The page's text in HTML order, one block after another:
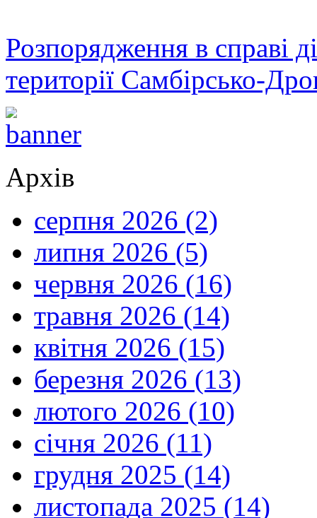
Розпорядження в справі
території Самбірсько-
Архів
серпня 2026 (2)
липня 2026 (5)
червня 2026 (16)
травня 2026 (14)
квітня 2026 (15)
березня 2026 (13)
лютого 2026 (10)
січня 2026 (11)
грудня 2025 (14)
листопада 2025 (14)